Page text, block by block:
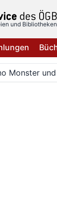
und Bibliotheken
Monster